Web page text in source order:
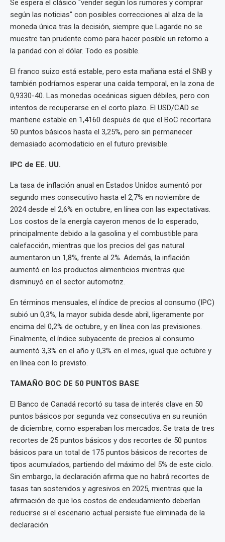
Se espera el clásico "vender según los rumores y comprar
según las noticias" con posibles correcciones al alza de la
moneda única tras la decisión, siempre que Lagarde no se
muestre tan prudente como para hacer posible un retorno a
la paridad con el dólar. Todo es posible.
El franco suizo está estable, pero esta mañana está el SNB y
también podríamos esperar una caída temporal, en la zona de
0,9330-40. Las monedas oceánicas siguen débiles, pero con
intentos de recuperarse en el corto plazo. El USD/CAD se
mantiene estable en 1,4160 después de que el BoC recortara
50 puntos básicos hasta el 3,25%, pero sin permanecer
demasiado acomodaticio en el futuro previsible.
IPC de EE. UU.
La tasa de inflación anual en Estados Unidos aumentó por
segundo mes consecutivo hasta el 2,7% en noviembre de
2024 desde el 2,6% en octubre, en línea con las expectativas.
Los costos de la energía cayeron menos de lo esperado,
principalmente debido a la gasolina y el combustible para
calefacción, mientras que los precios del gas natural
aumentaron un 1,8%, frente al 2%. Además, la inflación
aumentó en los productos alimenticios mientras que
disminuyó en el sector automotriz.
En términos mensuales, el índice de precios al consumo (IPC)
subió un 0,3%, la mayor subida desde abril, ligeramente por
encima del 0,2% de octubre, y en línea con las previsiones.
Finalmente, el índice subyacente de precios al consumo
aumentó 3,3% en el año y 0,3% en el mes, igual que octubre y
en línea con lo previsto.
TAMAÑO BOC DE 50 PUNTOS BASE
El Banco de Canadá recortó su tasa de interés clave en 50
puntos básicos por segunda vez consecutiva en su reunión
de diciembre, como esperaban los mercados. Se trata de tres
recortes de 25 puntos básicos y dos recortes de 50 puntos
básicos para un total de 175 puntos básicos de recortes de
tipos acumulados, partiendo del máximo del 5% de este ciclo.
Sin embargo, la declaración afirma que no habrá recortes de
tasas tan sostenidos y agresivos en 2025, mientras que la
afirmación de que los costos de endeudamiento deberían
reducirse si el escenario actual persiste fue eliminada de la
declaración.